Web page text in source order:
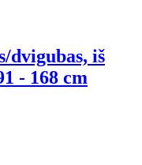
dvigubas, iš
- 168 cm